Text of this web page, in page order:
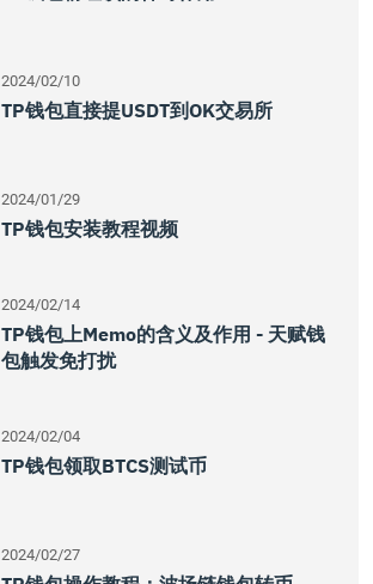
2024/02/10
TP钱包直接提USDT到OK交易所
2024/01/29
TP钱包安装教程视频
2024/02/14
TP钱包上memo的含义及作用 - 天赋钱
包触发免打扰
2024/02/04
TP钱包领取BTCS测试币
2024/02/27